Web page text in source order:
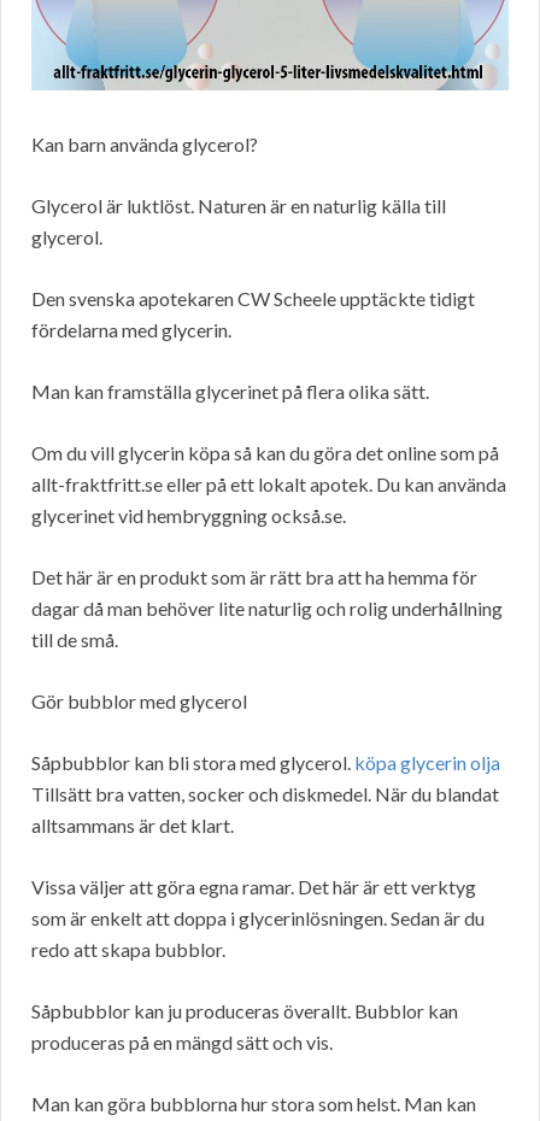
Kan barn använda glycerol?
Glycerol är luktlöst. Naturen är en naturlig källa till
glycerol.
Den svenska apotekaren CW Scheele upptäckte tidigt
fördelarna med glycerin.
Man kan framställa glycerinet på flera olika sätt.
Om du vill glycerin köpa så kan du göra det online som på
allt-fraktfritt.se eller på ett lokalt apotek. Du kan använda
glycerinet vid hembryggning också.se.
Det här är en produkt som är rätt bra att ha hemma för
dagar då man behöver lite naturlig och rolig underhållning
till de små.
Gör bubblor med glycerol
Såpbubblor kan bli stora med glycerol. köpa glycerin olja
Tillsätt bra vatten, socker och diskmedel. När du blandat
alltsammans är det klart.
Vissa väljer att göra egna ramar. Det här är ett verktyg
som är enkelt att doppa i glycerinlösningen. Sedan är du
redo att skapa bubblor.
Såpbubblor kan ju produceras överallt. Bubblor kan
produceras på en mängd sätt och vis.
Man kan göra bubblorna hur stora som helst. Man kan